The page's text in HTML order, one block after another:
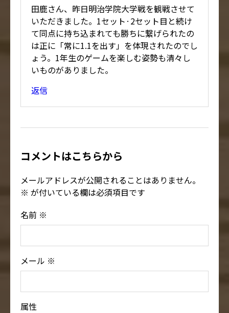
田鹿さん、昨日明治学院大学戦を観戦させて
いただきました。1セット·2セット目と続け
て同点に持ち込まれても勝ちに繋げられたの
は正に「常に1.1を出す」を体現されたのでし
ょう。1年生のゲームを楽しむ姿勢も清々し
いものがありました。
返信
コメントはこちらから
メールアドレスが公開されることはありません。
※ が付いている欄は必須項目です
名前 ※
メール ※
属性